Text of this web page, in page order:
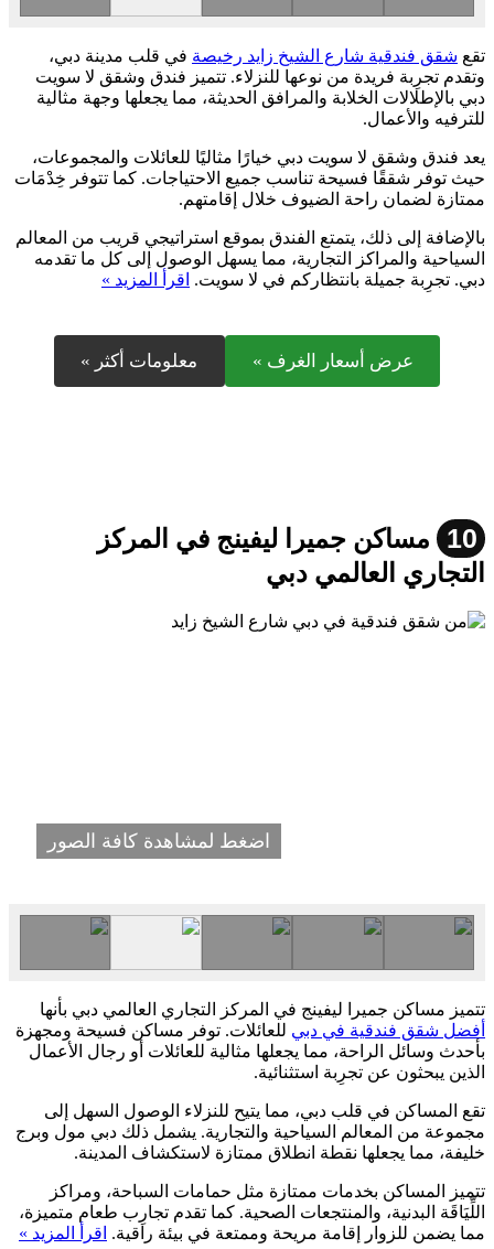
تقع شقق فندقية شارع الشيخ زايد رخيصة في قلب مدينة دبي،
وتقدم تجرِبة فريدة من نوعها للنزلاء. تتميز فندق وشقق لا سويت
دبي بالإطلالات الخلابة والمرافق الحديثة، مما يجعلها وجهة مثالية
للترفيه والأعمال.
يعد فندق وشقق لا سويت دبي خيارًا مثاليًا للعائلات والمجموعات،
حيث توفر شققًا فسيحة تناسب جميع الاحتياجات. كما تتوفر خِدْمَات
ممتازة لضمان راحة الضيوف خلال إقامتهم.
بالإضافة إلى ذلك، يتمتع الفندق بموقع استراتيجي قريب من المعالم
السياحية والمراكز التجارية، مما يسهل الوصول إلى كل ما تقدمه
دبي. تجرِبة جميلة بانتظاركم في لا سويت. اقرأ المزيد »
عرض أسعار الغرف » معلومات أكثر »
10
مساكن جميرا ليفينج في المركز
التجاري العالمي دبي
اضغط لمشاهدة كافة الصور
تتميز مساكن جميرا ليفينج في المركز التجاري العالمي دبي بأنها
أفضل شقق فندقية في دبي للعائلات. توفر مساكن فسيحة ومجهزة
بأحدث وسائل الراحة، مما يجعلها مثالية للعائلات أو رجال الأعمال
الذين يبحثون عن تجرِبة استثنائية.
تقع المساكن في قلب دبي، مما يتيح للنزلاء الوصول السهل إلى
مجموعة من المعالم السياحية والتجارية. يشمل ذلك دبي مول وبرج
خليفة، مما يجعلها نقطة انطلاق ممتازة لاستكشاف المدينة.
تتميز المساكن بخدمات ممتازة مثل حمامات السباحة، ومراكز
اللِّيَاقَة البدنية، والمنتجعات الصحية. كما تقدم تجارِب طعام متميزة،
مما يضمن للزوار إقامة مريحة وممتعة في بيئة راقية. اقرأ المزيد »